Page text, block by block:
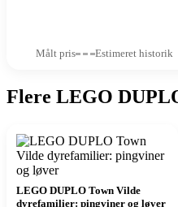
Målt pris Estimeret historik
Flere LEGO
LEGO DUPLO Town Vilde
dyrefamilier: pingviner og løver